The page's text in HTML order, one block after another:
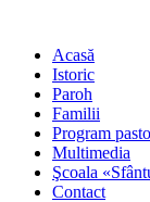
Acasă
Istoric
Paroh
Familii
Program
Multimedia
Şcoala
Contact